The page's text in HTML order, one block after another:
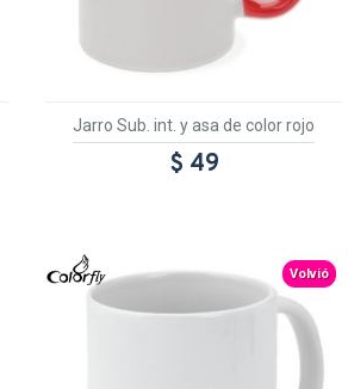
Jarro Sub. int. y asa de color rojo
$ 49
TEXTTRANSPARENTE
Volvió